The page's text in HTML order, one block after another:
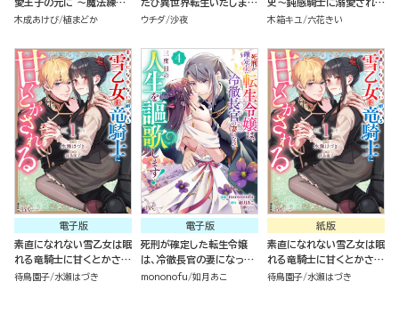
愛王子の元に ～魔法練習
中の皇女は、初恋こじらせ
ク版 （2）
木成あけび 植まどか
たび異世界転生いたしまし
て、悪役令嬢になりました
ウチダ 沙夜
史～鈍感騎士に溺愛される
ための秘密のアプローチ～
木箱キユ 六花きい
電子版
素直になれない雪乙女は眠
れる竜騎士に甘くとかされ
る コミック版 （1）
待鳥園子 水瀬はづき
電子版
死刑が確定した転生令嬢
は、冷徹長官の妻になって
三度目の人生を謳歌しま
mononofu 如月あこ
紙版
素直になれない雪乙女は眠
れる竜騎士に甘くとかされ
る（１）
待鳥園子 水瀬はづき